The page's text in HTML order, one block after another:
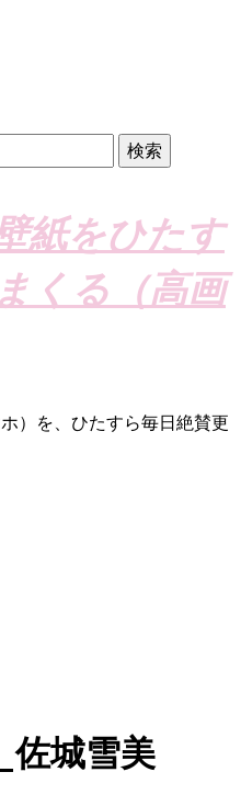
紙をひたす
くる（高画
）を、ひたすら毎日絶賛更
佐城雪美